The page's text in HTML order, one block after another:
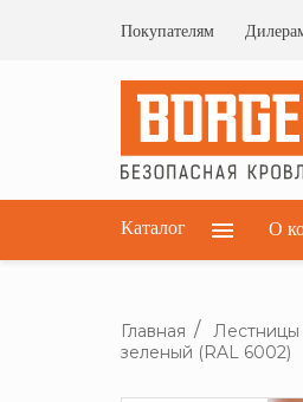
Покупателям
Каталог
Ограждения
О
Главная Лестницы
зеленый (RAL 6002)